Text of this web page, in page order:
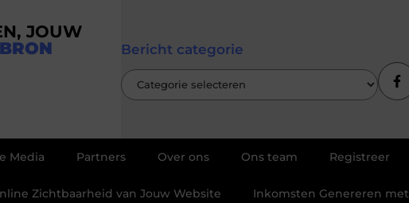
JOUW
Bericht categorie
Media Partners Over ons Ons team Registreer
Zichtbaarheid van Jouw Website Inkomsten Genereren